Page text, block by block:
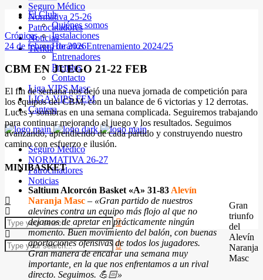
El Club
Quiénes somos
Instalaciones
Horarios Entrenamiento 2024/25
Entrenadores
Premios
Contacto
Liga VIPS Masc
LIGA VIPS FEM
Cantera
Seguro Médico
NORMATIVA 26-27
Patrocinadores
Noticias
Seguro Médico
Normativa 25-26
Patrocinadores
Noticias
Tienda
Crónicas
24 de febrero de 2026
CBM EN JUEGO 21-22 FEB
El fin de semana nos dejó una nueva jornada de competición para
los equipos del CBM, con un balance de 6 victorias y 12 derrotas.
Luces y sombras en una semana complicada. Seguiremos trabajando
para continuar mejorando el juego y los resultados. Seguimos
avanzando, aprendiendo de cada partido y construyendo nuestro
camino con esfuerzo e ilusión.
MINIBASKET
Gran
triunfo
del
Alevín
Naranja
Masc
Saltium Alcorcón Basket «A» 31-83 Alevín
Naranja Masc – «Gran partido de nuestros
alevines contra un equipo más flojo al que no
dejamos de apretar en prácticamente ningún
momento. Buen movimiento del balón, con buenas
aportaciones ofensivas de todos los jugadores.
Gran manera de encarar una semana muy
importante, en la que nos enfrentamos a un rival
directo. Seguimos. 💪🏻»